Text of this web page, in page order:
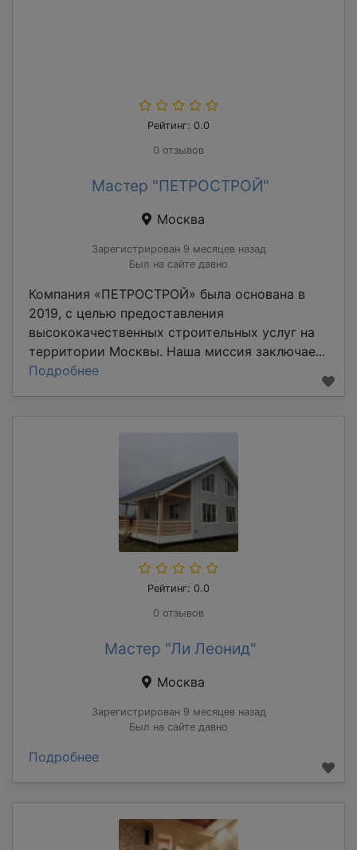
Рейтинг: 0.0
0 отзывов
Мастер "ПЕТРОСТРОЙ"
Москва
Зарегистрирован 9 месяцев назад
Был на сайте давно
Компания «ПЕТРОСТРОЙ» была основана в
2019, с целью предоставления
высококачественных строительных услуг на
территории Москвы. Наша миссия заключае...
Подробнее
Рейтинг: 0.0
0 отзывов
Мастер "Ли Леонид"
Москва
Зарегистрирован 9 месяцев назад
Был на сайте давно
Подробнее